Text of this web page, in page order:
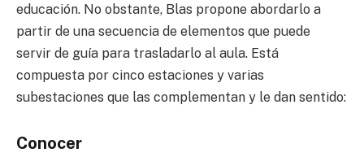
educación. No obstante, Blas propone abordarlo a
partir de una secuencia de elementos que puede
servir de guía para trasladarlo al aula. Está
compuesta por cinco estaciones y varias
subestaciones que las complementan y le dan sentido:
Conocer